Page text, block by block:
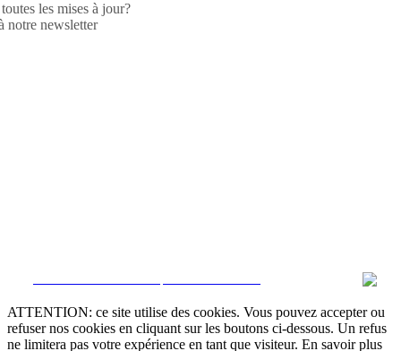
les mises à jour?
notre newsletter
ATTENTION: ce site utilise des cookies. Vous pouvez accepter ou
refuser nos cookies en cliquant sur les boutons ci-dessous. Un refus
ne limitera pas votre expérience en tant que visiteur. En savoir plus